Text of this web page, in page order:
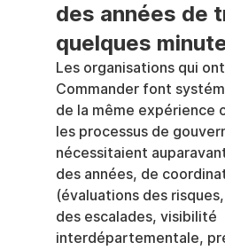
des années de
quelques
Les organisations qui
Commander font
de la même expérience
les processus de
nécessitaient
des années, de
(évaluations des
des escalades, visibilité
interdépartementale,